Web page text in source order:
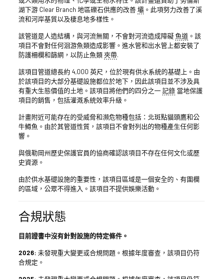
湖下游 Clear Branch 地區礫石供應的改善壩。此項努力改善了溪
流和河岸基質以及棲息地多樣性。
該管道是人造結構，與河流無關，不會對河流造成障礙魚道。該
項目不會對任何洄游魚類造成影響。進水管和出水管上都安裝了
防護柵欄和篩網，以防止魚類夾帶.
該項目管道總長約 4,000 英尺，位於現有供水系統的基礎上。由
於該項目的大部分基礎設施都位於地下，因此該項目並不涉及具
有重大生態價值的土地。該項目將他們的四分之一記錄當地保護
項目的銷售，包括灌溉系統效率升級。
計畫附近可能存在的受威脅和瀕危物種包括：北斑點貓頭鷹和公
牛鱒魚。由於其管道性質，該項目不會對列出的物種產生任何影
響。
與俄勒岡州歷史保護官員的協商確認該項目不存在任何文化或歷
史資源。
由於供水基礎設施的重要性，該項目區域是一個安全的、有圍欄
的區域，公眾不得進入。該項目不提供娛樂活動。
合規狀態
目前證書中沒有針對設施的特定條件。
2026: 未發現重大變更或合規問題。根據年度審查，該項目仍符
合規定。